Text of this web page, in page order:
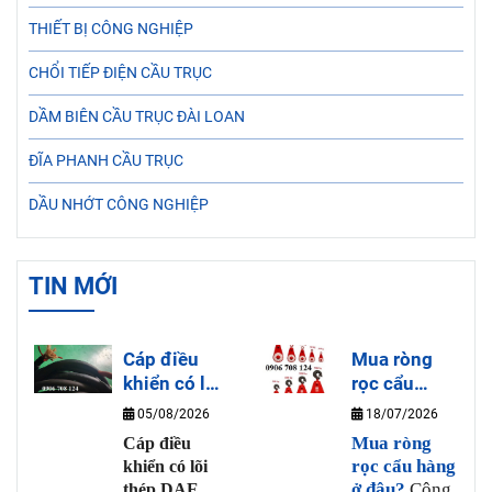
THIẾT BỊ CÔNG NGHIỆP
CHỔI TIẾP ĐIỆN CẦU TRỤC
DẦM BIÊN CẦU TRỤC ĐÀI LOAN
ĐĨA PHANH CẦU TRỤC
DẦU NHỚT CÔNG NGHIỆP
TIN MỚI
Cáp điều
khiển có lõi
thép DAE
DUK là gì?
05/08/2026
Cáp điều
khiển có lõi
Mua ròng
rọc cẩu
hàng ở đâu?
18/07/2026
Mua ròng
rọc cẩu hàng